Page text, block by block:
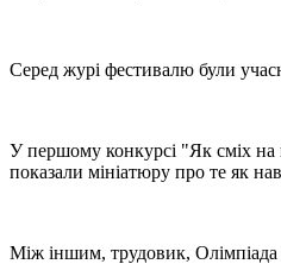
Серед журі фестивалю були
У першому конкурсі "Як сміх на
показали мініатюру про те як
Між іншим, трудовик,